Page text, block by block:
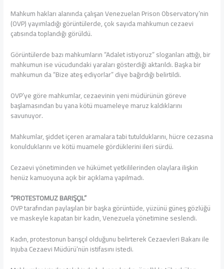
Mahkum hakları alanında çalışan Venezuelan Prison Observatory’nin
(OVP) yayımladığı görüntülerde, çok sayıda mahkumun cezaevi
çatısında toplandığı görüldü.
Görüntülerde bazı mahkumların “Adalet istiyoruz” sloganları attığı, bir
mahkumun ise vücudundaki yaraları gösterdiği aktarıldı. Başka bir
mahkumun da “Bize ateş ediyorlar” diye bağırdığı belirtildi.
OVP’ye göre mahkumlar, cezaevinin yeni müdürünün göreve
başlamasından bu yana kötü muameleye maruz kaldıklarını
savunuyor.
Mahkumlar, şiddet içeren aramalara tabi tutulduklarını, hücre cezasına
konulduklarını ve kötü muamele gördüklerini ileri sürdü.
Cezaevi yönetiminden ve hükümet yetkililerinden olaylara ilişkin
henüz kamuoyuna açık bir açıklama yapılmadı.
“PROTESTOMUZ BARIŞÇIL”
OVP tarafından paylaşılan bir başka görüntüde, yüzünü güneş gözlüğü
ve maskeyle kapatan bir kadın, Venezuela yönetimine seslendi.
Kadın, protestonun barışçıl olduğunu belirterek Cezaevleri Bakanı ile
Injuba Cezaevi Müdürü’nün istifasını istedi.